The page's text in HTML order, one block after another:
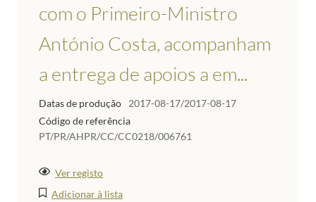
com o Primeiro-Ministro
António Costa, acompanham
a entrega de apoios a em...
Datas de produção
2017-08-17/2017-08-17
Código de referência
PT/PR/AHPR/CC/CC0218/006761
Ver registo
Adicionar à lista